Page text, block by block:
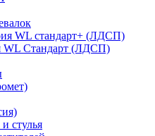
WL стандарт+ (ЛДСП)
WL Стандарт (ЛДСП)
стулья